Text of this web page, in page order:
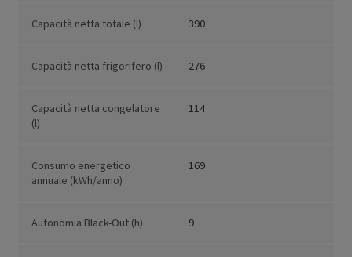
Capacità netta totale (l) 390
Capacità netta frigorifero (l) 276
Capacità netta congelatore
(l)
114
Consumo energetico
annuale (kWh/anno)
169
Autonomia Black-Out (h) 9